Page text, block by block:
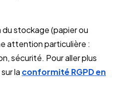
du stockage (papier ou
attention particulière :
sécurité. Pour aller plus
la conformité RGPD en